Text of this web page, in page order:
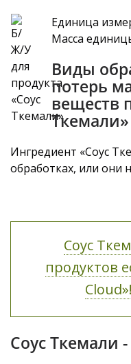
Единица
Масса
Виды
потерь
веществ
Ткемали»
Ингредиент «Соус
обработках, или они
Соус
продуктов
Соус Ткемали